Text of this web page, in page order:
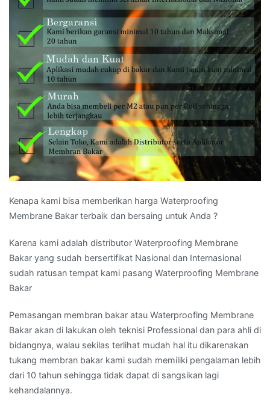
Kenapa kami bisa memberikan harga Waterproofing
Membrane Bakar terbaik dan bersaing untuk Anda ?
Karena kami adalah distributor Waterproofing Membrane
Bakar yang sudah bersertifikat Nasional dan Internasional
sudah ratusan tempat kami pasang Waterproofing Membrane
Bakar
Pemasangan membran bakar atau Waterproofing Membrane
Bakar akan di lakukan oleh teknisi Professional dan para ahli di
bidangnya, walau sekilas terlihat mudah hal itu dikarenakan
tukang membran bakar kami sudah memiliki pengalaman lebih
dari 10 tahun sehingga tidak dapat di sangsikan lagi
kehandalannya.